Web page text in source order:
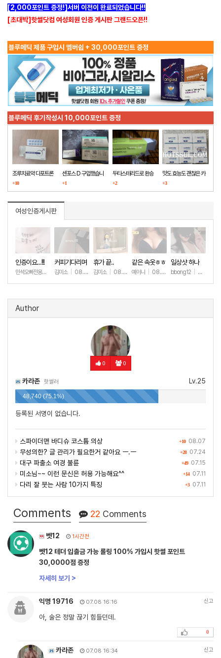
[2,000포인트 증정!]서버 이전이 완료되었습니다!!
[초대박]핫썰닷컴 여성회원 인증 게시판 그랜드오픈!!
블루메딕 제품 구입시 멤버쉽 + 30,000포인트 증정
블루메딕 후기작성시 10,000포인트 증정
조루치료약 다포트론
구매했습니다
+10
센포스 D 구입했습니
다
+1
두타스테리드로 환승
+2
맛도 효능도 괜찮은 카
마그라
+3
여성인증게시판
인증이요...!!!
민석오빠전용노예 08.08
커피기다리며
(안야함)
김미소 08.08 +42
휴가 끝..
김미소 08.07 +194
같은 속옷ㅎㅎ
예이니 08.04 +72
일상샷 하나
bbong12 07.31
Author
0 0
Lv.25
카라존 핫썰러
48,740 (75.1%)
등록된 서명이 없습니다.
+10 08.07
스파이더맨 바디슈 코스튬 의상
+28 07.24
무성의한? 글 관리가 필요한거 같아요 ㅡ.ㅡ
+49 07.15
대구 파출소 여경 불륜
+14 07.11
미소님~~ 이런 문신은 허용 가능해요^^
+3 07.11
다리 잘 붓는 사람 10가지 특징
Comments 22 Comments
벳12 1시간전
벳12 테더 입출금 가능 롤링 100% 가입시 핫썰 포인트
30,0000점 증정
자세히 보기 >
익명 19716 07.08 16:16 신고
아, 술은 정말 끊기 힘들던데.
0
카라존 07.08 16:34 신고